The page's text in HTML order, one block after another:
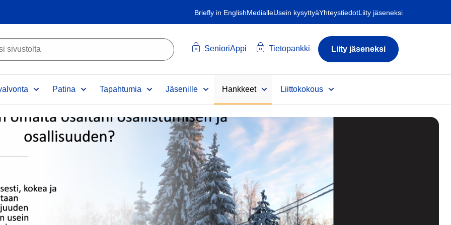
Briefly in EnglishMedialleUsein kysyttyäYhteystiedotLiity jäseneksi
SenioriAppi Tietopankki Liity jäseneksi
Patina Tapahtumia Jäsenille Hankkeet Liittokokous